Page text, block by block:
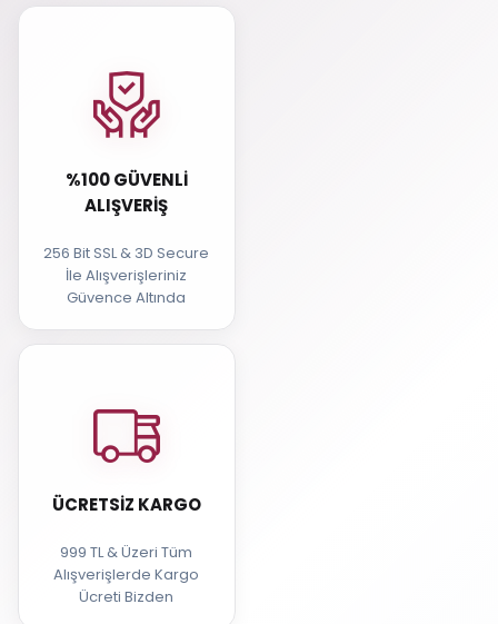
%100 GÜVENLI
ALIŞVERIŞ
256 Bit SSL & 3D Secure
İle Alışverişleriniz
Güvence Altında
ÜCRETSIZ KARGO
999 TL & Üzeri Tüm
Alışverişlerde Kargo
Ücreti Bizden